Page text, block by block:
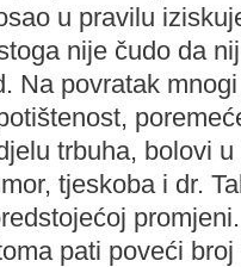
u pravilu
nije čudo da
Na povratak
trbuha, bolovi
tjeskoba i dr.
promjeni.
pati poveći